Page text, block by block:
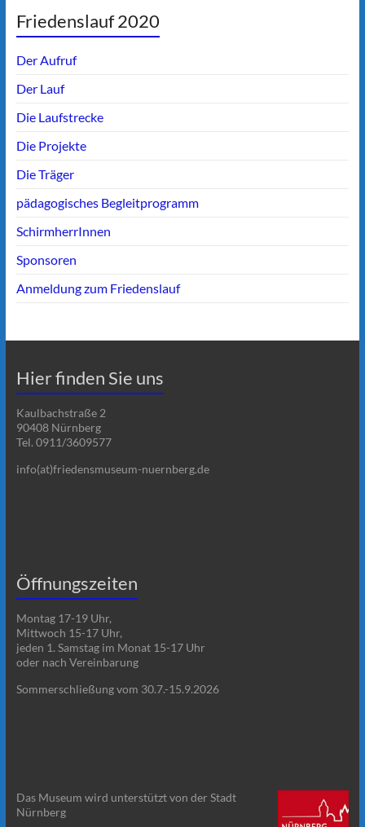
Friedenslauf 2020
Der Aufruf
Der Lauf
Die Laufstrecke
Die Projekte
Die Träger
pädagogisches Begleitprogramm
SchirmherrInnen
Sponsoren
Anmeldung zum Friedenslauf
Hier finden Sie uns
Kaulbachstraße 2
90408 Nürnberg
Tel. 0911/3609577
info(at)friedensmuseum-nuernberg.de
Öffnungszeiten
Montag 17-19 Uhr,
Mittwoch 15-17 Uhr,
jeden 1. Samstag im Monat 15-17 Uhr
oder nach Vereinbarung
Sommerschließung vom 30.7.-15.9.2026
Das Museum wird unterstützt von der Stadt
Nürnberg